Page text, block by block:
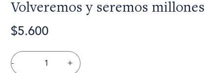
Volveremos y seremos millones
$5.600
- +